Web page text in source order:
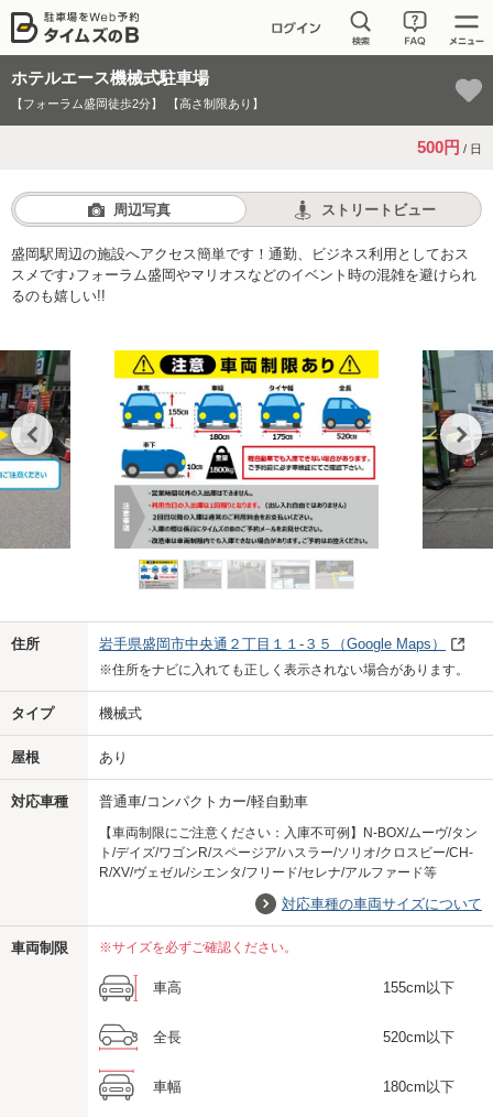
ホテルエース機械式駐車場
【フォーラム盛岡徒歩2分】 【高さ制限あり】
500円 / 日
周辺写真 ストリートビュー
盛岡駅周辺の施設へアクセス簡単です！通勤、ビジネス利用としておス
スメです♪フォーラム盛岡やマリオスなどのイベント時の混雑を避けられ
るのも嬉しい!!
Previo
住所 岩手県盛岡市中央通２丁目１１-３５ （Google Maps）
※住所をナビに入れても正しく表示されない場合があります。
タイプ 機械式
屋根 あり
対応車種 普通車/コンパクトカー/軽自動車
【車両制限にご注意ください：入庫不可例】N-BOX/ムーヴ/タン
ト/デイズ/ワゴンR/スページア/ハスラー/ソリオ/クロスビー/CH-
R/XV/ヴェゼル/シエンタ/フリード/セレナ/アルファード等
対応車種の車両サイズについて
車両制限 ※サイズを必ずご確認ください。
車高 155cm以下
全長 520cm以下
車幅 180cm以下